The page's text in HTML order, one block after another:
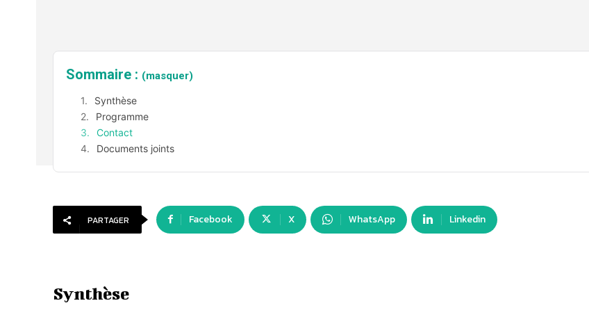
Sommaire : (masquer)
Synthèse
Programme
Contact
Documents joints
PARTAGER Facebook X WhatsApp Linkedin
Synthèse